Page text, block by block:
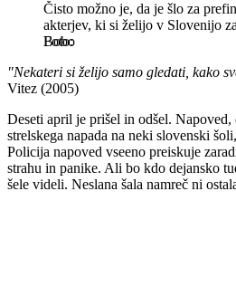
Čisto možno je, da je šlo za
akterjev, ki si želijo v Slovenijo
Bobo
"Nekateri si želijo samo gledati, kako
Vitez (2005)
Deseti april je prišel in odšel. Napoved,
strelskega napada na neki slovenski
Policija napoved vseeno preiskuje
strahu in panike. Ali bo kdo dejansko
šele videli. Neslana šala namreč ni